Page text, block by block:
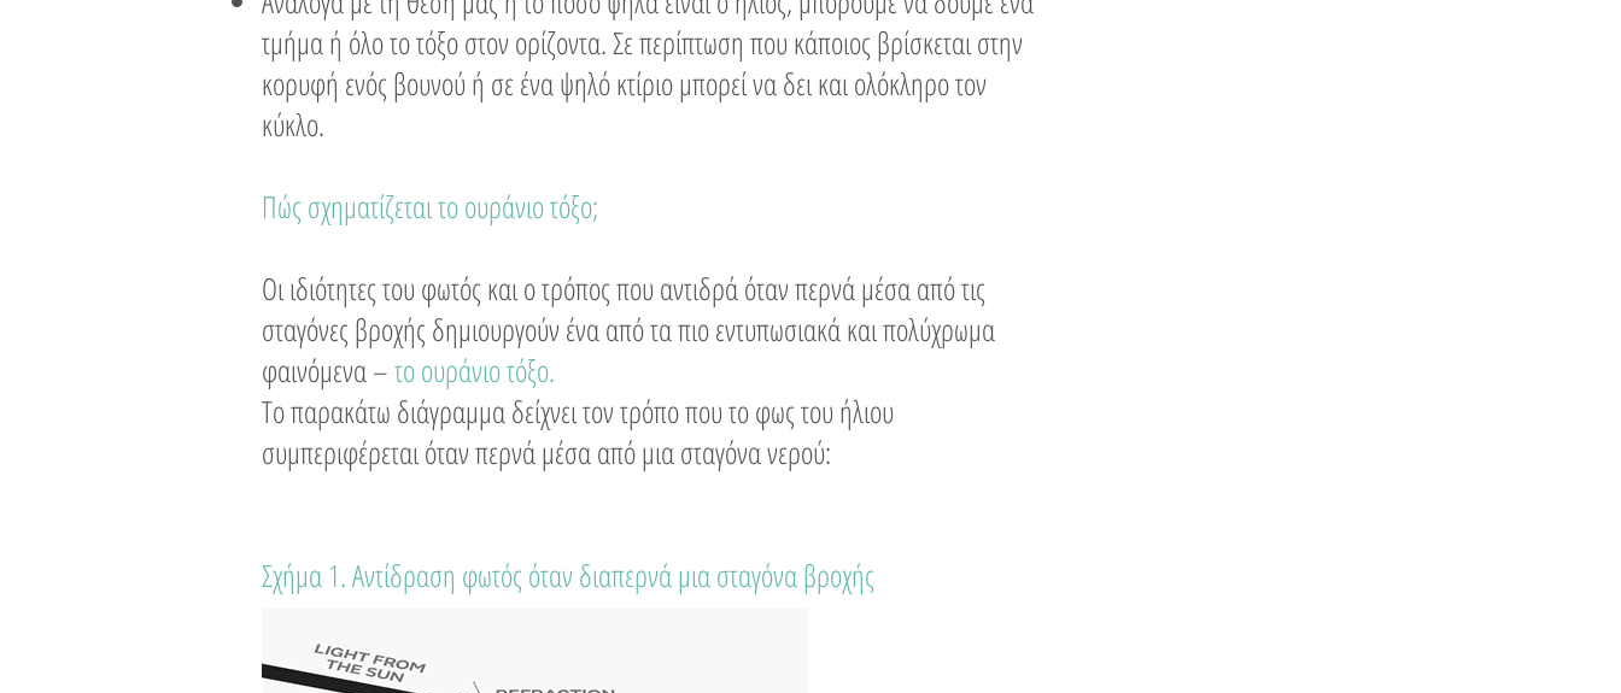
τμήμα ή όλο το τόξο στον ορίζοντα. Σε περίπτωση που κάποιος βρίσκεται στην
κορυφή ενός βουνού ή σε ένα ψηλό κτίριο μπορεί να δει και ολόκληρο τον
κύκλο.
Πώς σχηματίζεται το ουράνιο τόξο;
Οι ιδιότητες του φωτός και ο τρόπος που αντιδρά όταν περνά μέσα από τις
σταγόνες βροχής δημιουργούν ένα από τα πιο εντυπωσιακά και πολύχρωμα
φαινόμενα –το ουράνιο τόξο.
Το παρακάτω διάγραμμα δείχνει τον τρόπο που το φως του ήλιου
συμπεριφέρεται όταν περνά μέσα από μια σταγόνα νερού:
Σχήμα 1. Αντίδραση φωτός όταν διαπερνά μια σταγόνα βροχής